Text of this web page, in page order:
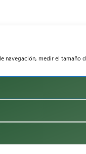
medir el tamaño